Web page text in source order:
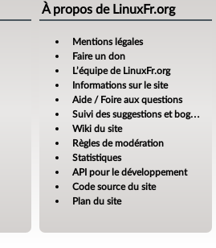
À propos de LinuxFr.org
Mentions légales
Faire un don
L’équipe de LinuxFr.org
Informations sur le site
Aide / Foire aux questions
Suivi des suggestions et bogues
Wiki du site
Règles de modération
Statistiques
API pour le développement
Code source du site
Plan du site